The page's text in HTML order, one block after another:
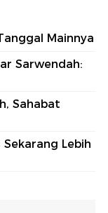
Mainnya
Sarwendah:
Sahabat
Sekarang Lebih